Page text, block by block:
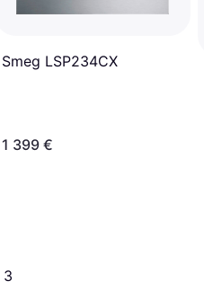
Smeg LSP234CX
1 399 €
3